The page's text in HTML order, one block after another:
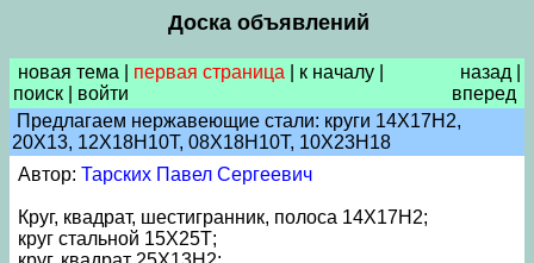
Доска объявлений
новая тема первая страница к началу
поиск
войти
назад
вперед
Предлагаем нержавеющие стали: круги 14Х17Н2,
20Х13, 12Х18Н10Т, 08Х18Н10Т, 10Х23Н18
Автор: Тарских Павел Сергеевич
Круг, квадрат, шестигранник, полоса 14Х17Н2;
круг стальной 15Х25Т;